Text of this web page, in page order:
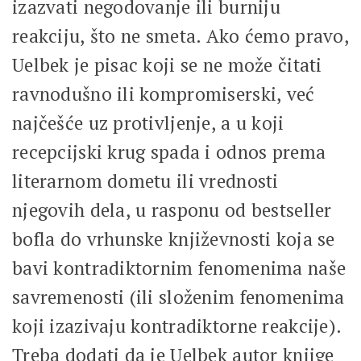
izazvati negodovanje ili burniju
reakciju, što ne smeta. Ako ćemo pravo,
Uelbek je pisac koji se ne može čitati
ravnodušno ili kompromiserski, već
najčešće uz protivljenje, a u koji
recepcijski krug spada i odnos prema
literarnom dometu ili vrednosti
njegovih dela, u rasponu od bestseller
bofla do vrhunske književnosti koja se
bavi kontradiktornim fenomenima naše
savremenosti (ili složenim fenomenima
koji izazivaju kontradiktorne reakcije).
Treba dodati da je Uelbek autor knjige